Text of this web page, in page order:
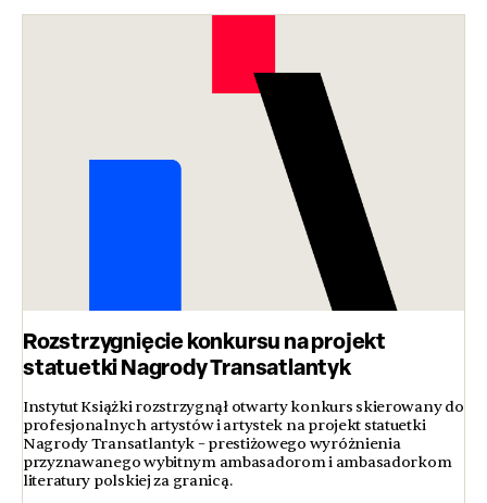
Rozstrzygnięcie konkursu na projekt
statuetki Nagrody Transatlantyk
Instytut Książki rozstrzygnął otwarty konkurs skierowany do
profesjonalnych artystów i artystek na projekt statuetki
Nagrody Transatlantyk – prestiżowego wyróżnienia
przyznawanego wybitnym ambasadorom i ambasadorkom
literatury polskiej za granicą.